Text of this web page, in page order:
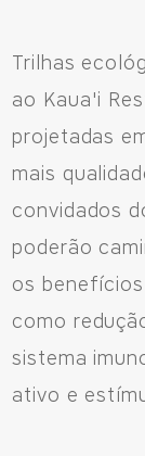
Trilhas
ao Kaua'i
projetadas
mais
convidados
poderão
os
como
sistema
ativo e